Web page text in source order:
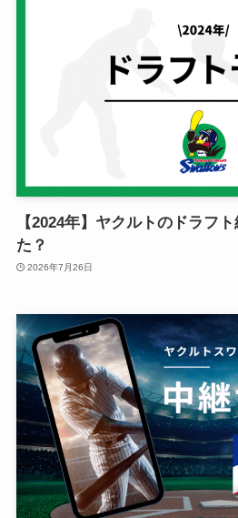
【2024年】ヤクルトのドラフ
た？
2026年7月26日